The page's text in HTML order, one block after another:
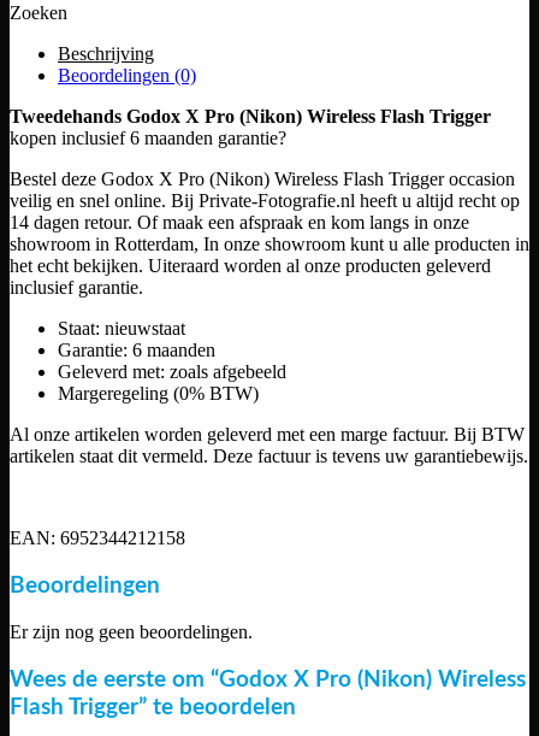
Zoeken
Beschrijving
Beoordelingen (0)
Tweedehands Godox X Pro (Nikon) Wireless Flash Trigger
kopen inclusief 6 maanden garantie?
Bestel deze Godox X Pro (Nikon) Wireless Flash Trigger occasion
veilig en snel online. Bij Private-Fotografie.nl heeft u altijd recht op
14 dagen retour. Of maak een afspraak en kom langs in onze
showroom in Rotterdam, In onze showroom kunt u alle producten in
het echt bekijken. Uiteraard worden al onze producten geleverd
inclusief garantie.
Staat: nieuwstaat
Garantie: 6 maanden
Geleverd met: zoals afgebeeld
Margeregeling (0% BTW)
Al onze artikelen worden geleverd met een marge factuur. Bij BTW
artikelen staat dit vermeld. Deze factuur is tevens uw garantiebewijs.
EAN: 6952344212158
Beoordelingen
Er zijn nog geen beoordelingen.
Wees de eerste om “Godox X Pro (Nikon) Wireless
Flash Trigger” te beoordelen